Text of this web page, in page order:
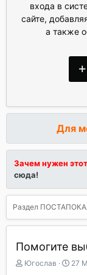
входа в
сайте,
а также
Для
Зачем нужен
сюда!
Раздел
Помогите
А
Югослав
Д
27